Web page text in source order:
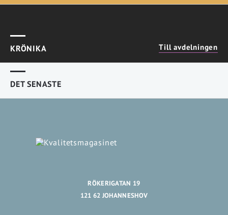
KRÖNIKA Till avdelningen
DET SENASTE
RÖKERIGATAN 19
121 62 JOHANNESHOV